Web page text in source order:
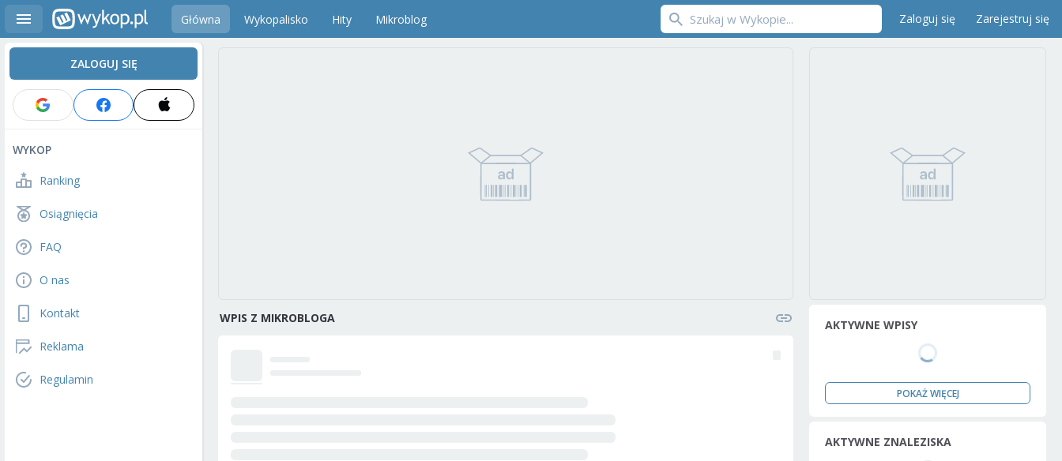
Główna Wykopalisko Hity Mikroblog Zaloguj się Zarejestruj się
ZALOGUJ SIĘ
WYKOP
Ranking
Osiągnięcia
FAQ
O nas
Kontakt
Reklama
Regulamin
WPIS Z MIKROBLOGA AKTYWNE WPISY
POKAŻ WIĘCEJ
AKTYWNE ZNALEZISKA